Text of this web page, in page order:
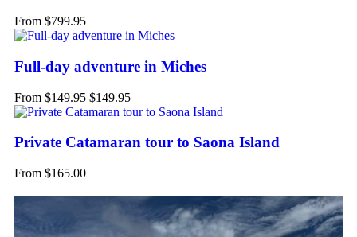
From $799.95
Full-day adventure in Miches
From $149.95 $149.95
Private Catamaran tour to Saona Island
From $165.00